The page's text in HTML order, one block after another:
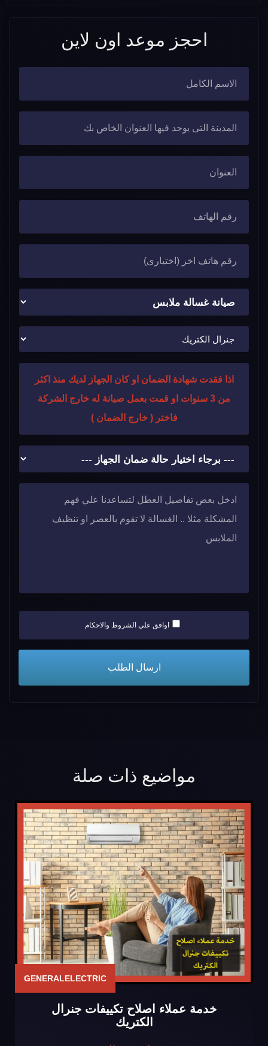
احجز موعد اون لاين
اذا فقدت شهادة الضمان او كان الجهاز لديك منذ اكثر
من 3 سنوات او قمت بعمل صيانة له خارج الشركة
فاختر ( خارج الضمان )
اوافق علي الشروط والاحكام
مواضيع ذات صلة
GENERALELECTRIC
خدمة عملاء اصلاح تكييفات جنرال
الكتريك